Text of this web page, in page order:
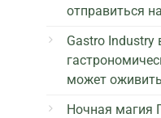
отправиться
Gastro Industry
может
Ночная магия